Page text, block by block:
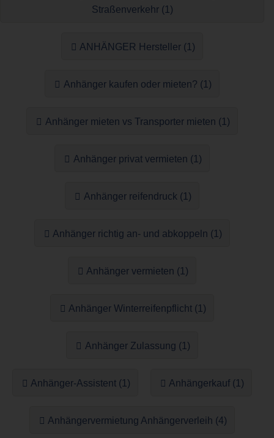
Straßenverkehr (1)
ANHÄNGER Hersteller (1)
Anhänger kaufen oder mieten? (1)
Anhänger mieten vs Transporter mieten (1)
Anhänger privat vermieten (1)
Anhänger reifendruck (1)
Anhänger richtig an- und abkoppeln (1)
Anhänger vermieten (1)
Anhänger Winterreifenpflicht (1)
Anhänger Zulassung (1)
Anhänger-Assistent (1) Anhängerkauf (1)
Anhängervermietung Anhängerverleih (4)